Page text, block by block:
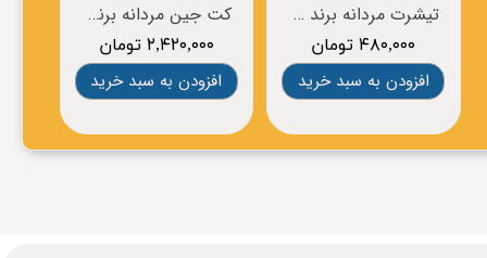
کت جین مردانه برندVAILENT
۲,۴۲۰,۰۰۰ تومان
افزودن به سبد خرید
تیشرت مردانه برند OVS
۴۸۰,۰۰۰ تومان
افزودن به سبد خرید